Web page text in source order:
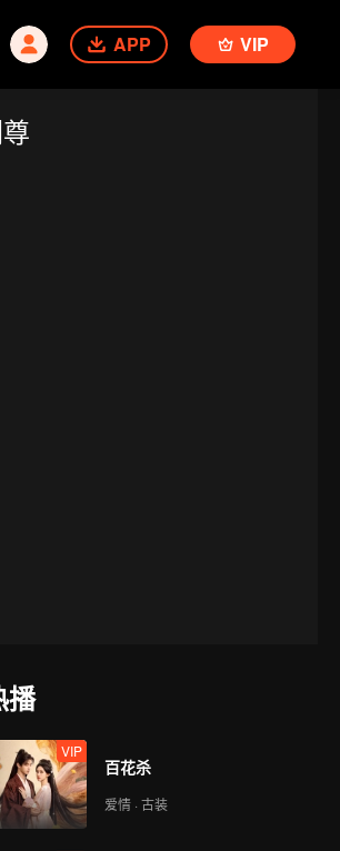
APP VIP
播
VIP
百花杀
爱情 · 古装